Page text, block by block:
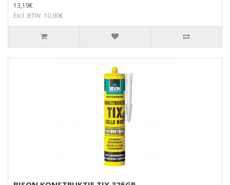
13,19€
Excl. BTW: 10,90€